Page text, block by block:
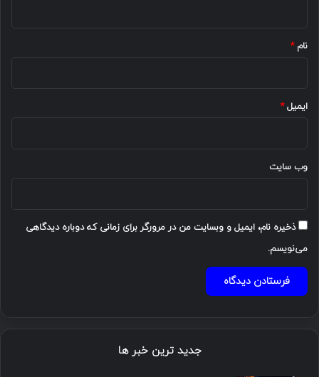
نام*
ایمیل*
وب‌ سایت
ذخیره نام، ایمیل و وبسایت من در مرورگر برای زمانی که دوباره دیدگاهی
می‌نویسم.
جدید ترین خبر ها